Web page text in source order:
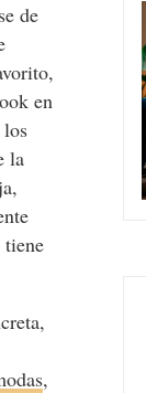
de
en
la
tiene
,